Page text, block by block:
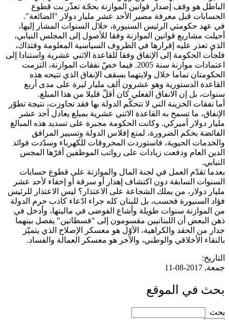
الباطل هو وقف إصدار قوانين الموازنة بحجّة تعذّر بت قطوع
الحسابات قبل معرفة مصير الأحد عشر مليار دولار "الضائعة".
في عهد حكومتي الرئيس السنيورة، خلال السنوات المشار إليها،
أحيلت مشاريع قوانين الموازنة وفقا للأصول إلى المجلس النيابي،
الذي تعذر عليه إقرارها في الظروف السياسية المعلومة وقتذاك،
فلجأت الحكومة إلى الإنفاق وفقا للقاعدة الاثني عشرية واستنادا إلى
اعتمادات موازنة سنة 2005. فيما خصّ نفقات الموازنة، التزمت
الحكومتان تماما خلال ولايتهما بسقف الإنفاق الذي تتيحه هذه
القاعدة الدستورية وهو عشرون ألف مليار ليرة على مدى أربع
سنوات، بل إن الانفاق الفعلي كان أقلّ قليلا من هذا المبلغ.
أما نفقات الخزينة التي لا تتحكّم الدولة بها فقد تجاوزت، نتيجة تطوّر
الإنفاق، ما تسمح به القاعدة الاثني عشرية بمبلغ يعادل أحد عشر
مليار دولار أميركي. وكانت الحكومة مجبرة على تسديد هذه المبالغ
الفائضة بحكم الضرورة، لمنع إفلاس الدولة وتسيير المرافق
والخدمات الحيوية، فاستوردت المحروقات للكهرباء وسدّدت فوائد
الدين العام ودفعت زيادات على رواتب الموظفين أقرّها المجس
النيابي.
بعدما تقدّم العمل في لجنة المال والموازنة على قطوع حسابات
السنوات السابقة دون اكتشاف إهدار أو سرقة أو إخفاء لأحد عشر
مليار دولار، من يملك الشجاعة على الاعتذار؟ ليس الاعتذار للرئيس
فؤاد السنيورة فحسب، بل للبنان كله جراء ادّعاء كاذب حرم الدولة
من الموازنة سنوات طويلة وأشاع الفوضى في ماليتها، وأدخل في
ذهن البعض أن اللبنانيين مقسومون إلى "فسطاتين" يفصل بينهما
جدار من الحقد والكراهية، الأوّل هو معسكر الإصلاح الذي يتميّز
بالنقاء الأخلاقي والوطني، والآخر هو معسكر العمالة والفساد.
التاريخ:
جمعة, 2017-08-11
بحث في الموقع
‏بحث ‏